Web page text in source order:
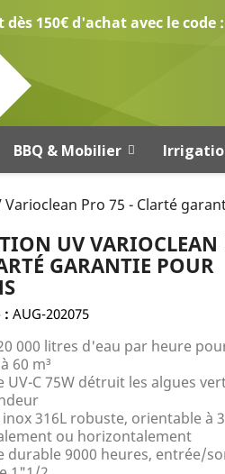
150€ d'achat avec le code :
BBQ & Mobilier
Varioclean Pro 75 - Clarté
UV VARIOCLEAN
GARANTIE POUR
: AUG-202075
000 litres d'eau par heure
60 m³
UV-C 75W détruit les algues
316L robuste, orientable à
ou horizontalement
durable 9000 heures, entrée/